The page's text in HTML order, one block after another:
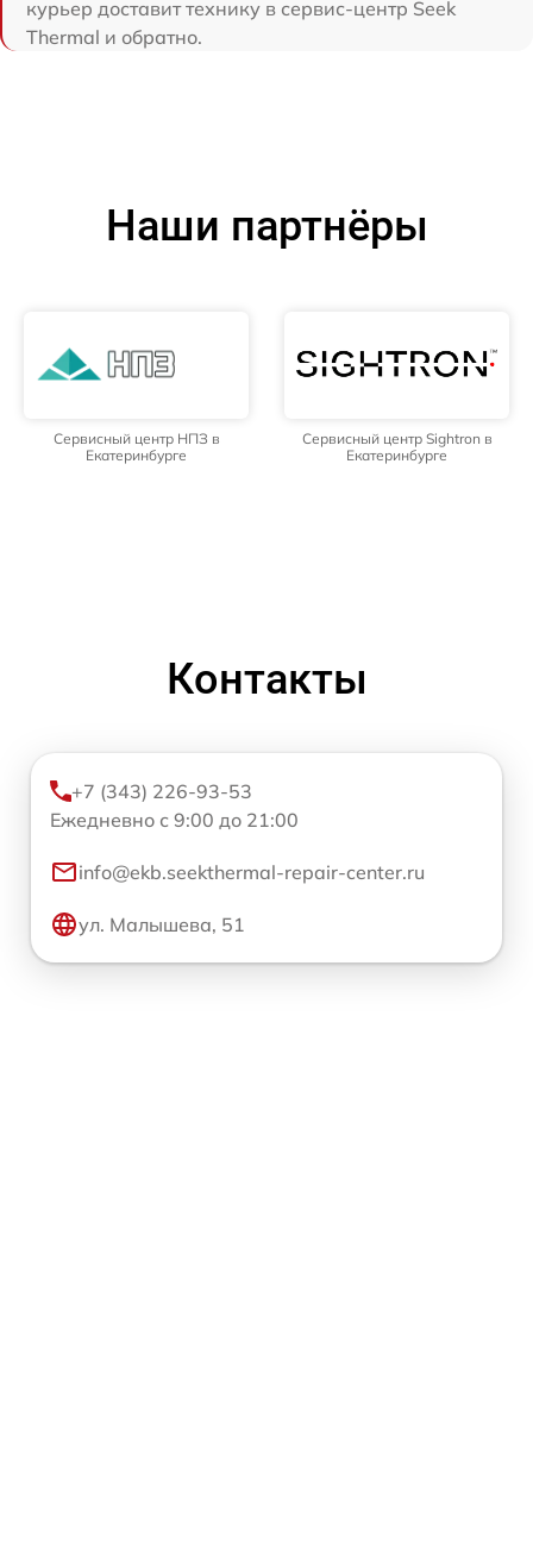
курьер доставит технику в сервис-центр Seek
Thermal и обратно.
Наши партнёры
Сервисный центр НПЗ в
Екатеринбурге
Сервисный центр Sightron в
Екатеринбурге
Контакты
+7 (343) 226-93-53
Ежедневно с 9:00 до 21:00
info@ekb.seekthermal-repair-center.ru
ул. Малышева, 51